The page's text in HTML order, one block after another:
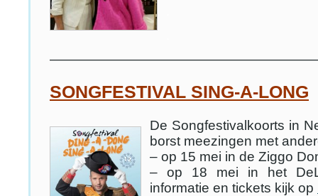
SONGFESTIVAL SING-A-LONG
De Songfestivalkoorts in
borst meezingen met
– op 15 mei in de Ziggo
– op 18 mei in het
informatie en tickets kijk op